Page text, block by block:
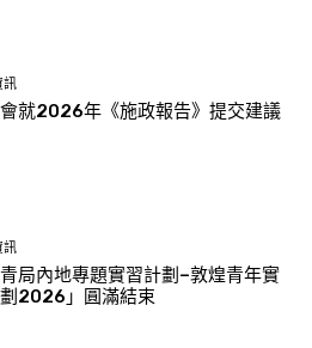
訊
就2026年《施政報告》提交建議
訊
青局內地專題實習計劃–敦煌青年實
2026」圓滿結束